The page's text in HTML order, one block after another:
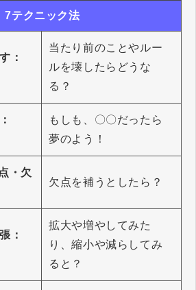
7テクニック法
：
当たり前のことやルー
ルを壊したらどうな
る？
もしも、〇〇だったら
夢のよう！
・欠
欠点を補うとしたら？
：
拡大や増やしてみた
り、縮小や減らしてみ
ると？